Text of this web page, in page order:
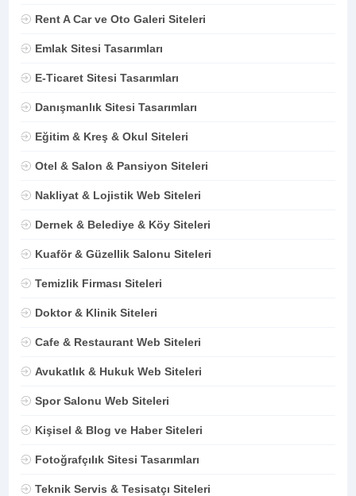
Rent A Car ve Oto Galeri Siteleri
Emlak Sitesi Tasarımları
E-Ticaret Sitesi Tasarımları
Danışmanlık Sitesi Tasarımları
Eğitim & Kreş & Okul Siteleri
Otel & Salon & Pansiyon Siteleri
Nakliyat & Lojistik Web Siteleri
Dernek & Belediye & Köy Siteleri
Kuaför & Güzellik Salonu Siteleri
Temizlik Firması Siteleri
Doktor & Klinik Siteleri
Cafe & Restaurant Web Siteleri
Avukatlık & Hukuk Web Siteleri
Spor Salonu Web Siteleri
Kişisel & Blog ve Haber Siteleri
Fotoğrafçılık Sitesi Tasarımları
Teknik Servis & Tesisatçı Siteleri